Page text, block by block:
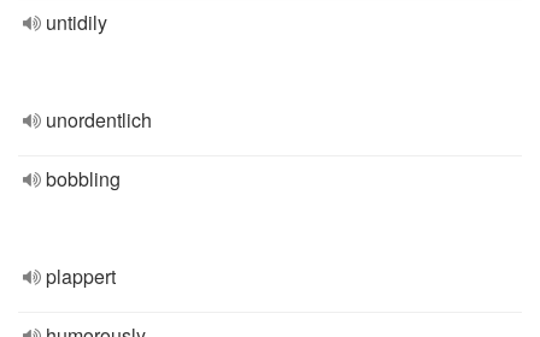
untidily
unordentlich
bobbling
plappert